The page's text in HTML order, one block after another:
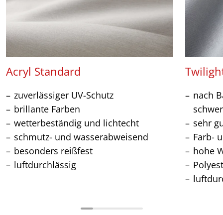
Acryl Standard
zuverlässiger UV-Schutz
brillante Farben
wetterbeständig und lichtecht
schmutz- und wasserabweisend
besonders reißfest
luftdurchlässig
nach
sehr
Farb-
hohe